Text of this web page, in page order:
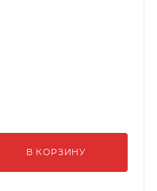
В КОРЗИНУ